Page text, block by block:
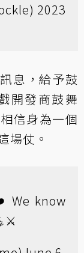
2023
息，給予鼓
開發商鼓舞
信身為一個
場仗。
We know